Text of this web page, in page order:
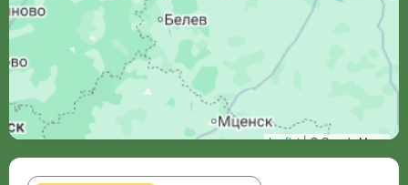
Leaflet| © Google Maps